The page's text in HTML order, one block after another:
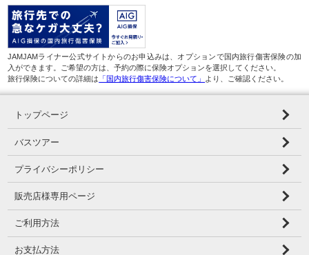
JAMJAMライナー公式サイトからのお申込みは、オプションで国内旅行傷害保険の加
入ができます。ご希望の方は、予約の際に保険オプションを選択してください。
旅行保険についての詳細は 「国内旅行傷害保険について」 より、ご確認ください。
トップページ
バスツアー
プライバシーポリシー
販売店様専用ページ
ご利用方法
お支払方法